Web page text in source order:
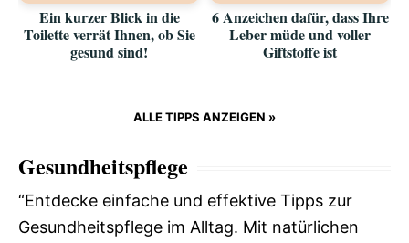
Ein kurzer Blick in die
Toilette verrät Ihnen, ob Sie
gesund sind!
6 Anzeichen dafür, dass Ihre
Leber müde und voller
Giftstoffe ist
ALLE TIPPS ANZEIGEN »
Gesundheitspflege
“Entdecke einfache und effektive Tipps zur
Gesundheitspflege im Alltag. Mit natürlichen